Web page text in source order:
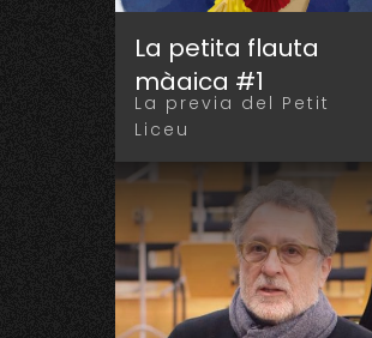
La petita flauta
màgica #1
La previa del Petit
Liceu